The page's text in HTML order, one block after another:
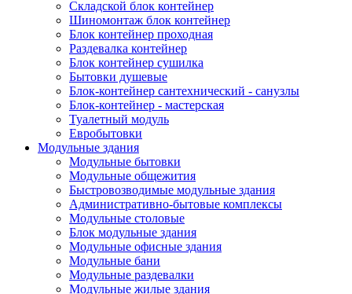
Складской блок контейнер
Шиномонтаж блок контейнер
Блок контейнер проходная
Раздевалка контейнер
Блок контейнер сушилка
Бытовки душевые
Блок-контейнер сантехнический - санузлы
Блок-контейнер - мастерская
Туалетный модуль
Евробытовки
Модульные здания
Модульные бытовки
Модульные общежития
Быстровозводимые модульные здания
Административно-бытовые комплексы
Модульные столовые
Блок модульные здания
Модульные офисные здания
Модульные бани
Модульные раздевалки
Модульные жилые здания